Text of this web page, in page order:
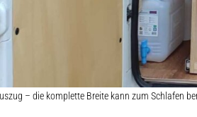
– die komplette Breite kann zum Schlafen